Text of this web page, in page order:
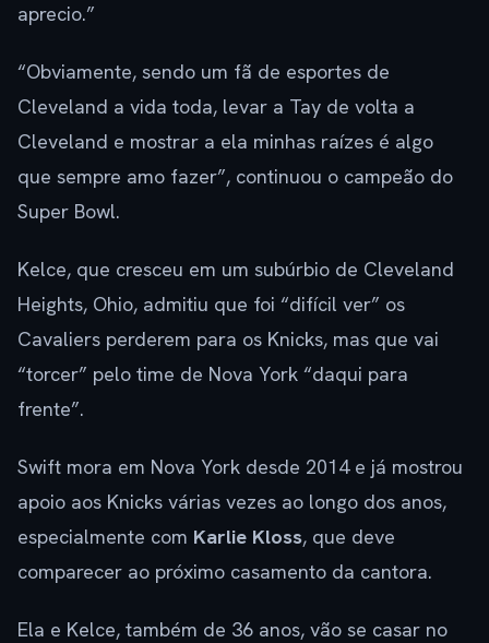
aprecio.”
“Obviamente, sendo um fã de esportes de
Cleveland a vida toda, levar a Tay de volta a
Cleveland e mostrar a ela minhas raízes é algo
que sempre amo fazer”, continuou o campeão do
Super Bowl.
Kelce, que cresceu em um subúrbio de Cleveland
Heights, Ohio, admitiu que foi “difícil ver” os
Cavaliers perderem para os Knicks, mas que vai
“torcer” pelo time de Nova York “daqui para
frente”.
Swift mora em Nova York desde 2014 e já mostrou
apoio aos Knicks várias vezes ao longo dos anos,
especialmente com Karlie Kloss, que deve
comparecer ao próximo casamento da cantora.
Ela e Kelce, também de 36 anos, vão se casar no